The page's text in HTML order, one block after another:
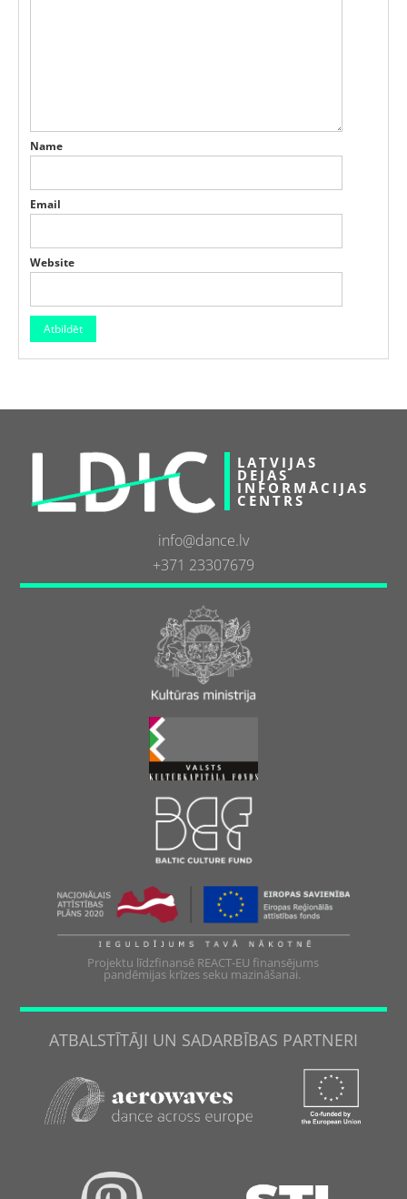
Name
Email
Website
LATVIJAS
DEJAS
INFORMĀCIJAS
CENTRS
info@dance.lv
+371 23307679
Projektu līdzfinansē REACT-EU finansējums
pandēmijas krīzes seku mazināšanai.
ATBALSTĪTĀJI UN SADARBĪBAS PARTNERI